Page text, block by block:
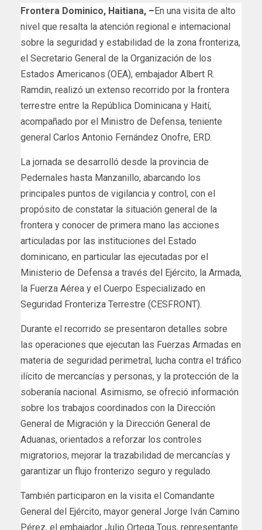
Frontera Dominico, Haitiana, – En una visita de alto
nivel que resalta la atención regional e internacional
sobre la seguridad y estabilidad de la zona fronteriza,
el Secretario General de la Organización de los
Estados Americanos (OEA), embajador Albert R.
Ramdin, realizó un extenso recorrido por la frontera
terrestre entre la República Dominicana y Haití,
acompañado por el Ministro de Defensa, teniente
general Carlos Antonio Fernández Onofre, ERD.
La jornada se desarrolló desde la provincia de
Pedernales hasta Manzanillo, abarcando los
principales puntos de vigilancia y control, con el
propósito de constatar la situación general de la
frontera y conocer de primera mano las acciones
articuladas por las instituciones del Estado
dominicano, en particular las ejecutadas por el
Ministerio de Defensa a través del Ejército, la Armada,
la Fuerza Aérea y el Cuerpo Especializado en
Seguridad Fronteriza Terrestre (CESFRONT).
Durante el recorrido se presentaron detalles sobre
las operaciones que ejecutan las Fuerzas Armadas en
materia de seguridad perimetral, lucha contra el tráfico
ilícito de mercancías y personas, y la protección de la
soberanía nacional. Asimismo, se ofreció información
sobre los trabajos coordinados con la Dirección
General de Migración y la Dirección General de
Aduanas, orientados a reforzar los controles
migratorios, mejorar la trazabilidad de mercancías y
garantizar un flujo fronterizo seguro y regulado.
También participaron en la visita el Comandante
General del Ejército, mayor general Jorge Iván Camino
Pérez, el embajador Julio Ortega Tous, representante